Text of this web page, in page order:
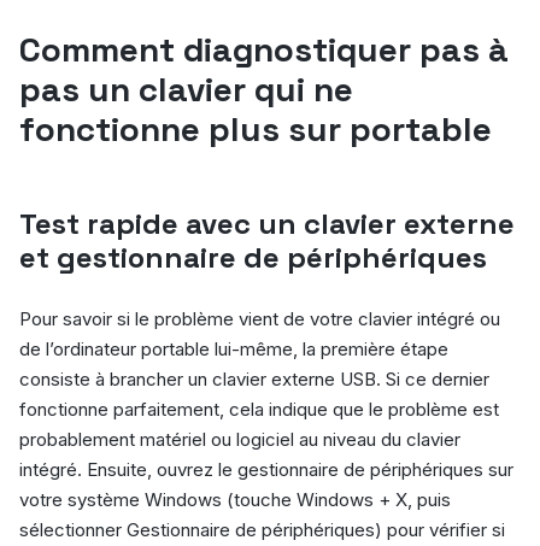
Comment diagnostiquer pas à
pas un clavier qui ne
fonctionne plus sur portable
Test rapide avec un clavier externe
et gestionnaire de périphériques
Pour savoir si le problème vient de votre clavier intégré ou
de l’ordinateur portable lui-même, la première étape
consiste à brancher un clavier externe USB. Si ce dernier
fonctionne parfaitement, cela indique que le problème est
probablement matériel ou logiciel au niveau du clavier
intégré. Ensuite, ouvrez le gestionnaire de périphériques sur
votre système Windows (touche Windows + X, puis
sélectionner Gestionnaire de périphériques) pour vérifier si